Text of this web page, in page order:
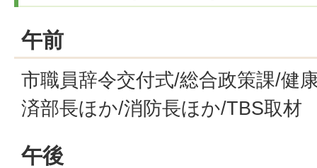
午前
市職員辞令交付式/総合政策課/健
済部長ほか/消防長ほか/TBS取材
午後